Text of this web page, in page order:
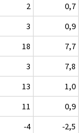
2
0,7
3
0,9
18
7,7
3
7,8
13
1,0
11
0,9
-4
-2,5